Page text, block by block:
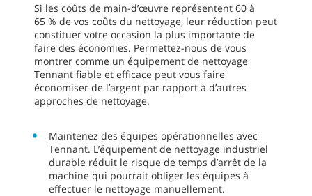
Si les coûts de main-d’œuvre représentent 60 à
65 % de vos coûts du nettoyage, leur réduction peut
constituer votre occasion la plus importante de
faire des économies. Permettez-nous de vous
montrer comme un équipement de nettoyage
Tennant fiable et efficace peut vous faire
économiser de l’argent par rapport à d’autres
approches de nettoyage.
Maintenez des équipes opérationnelles avec
Tennant. L’équipement de nettoyage industriel
durable réduit le risque de temps d’arrêt de la
machine qui pourrait obliger les équipes à
effectuer le nettoyage manuellement.